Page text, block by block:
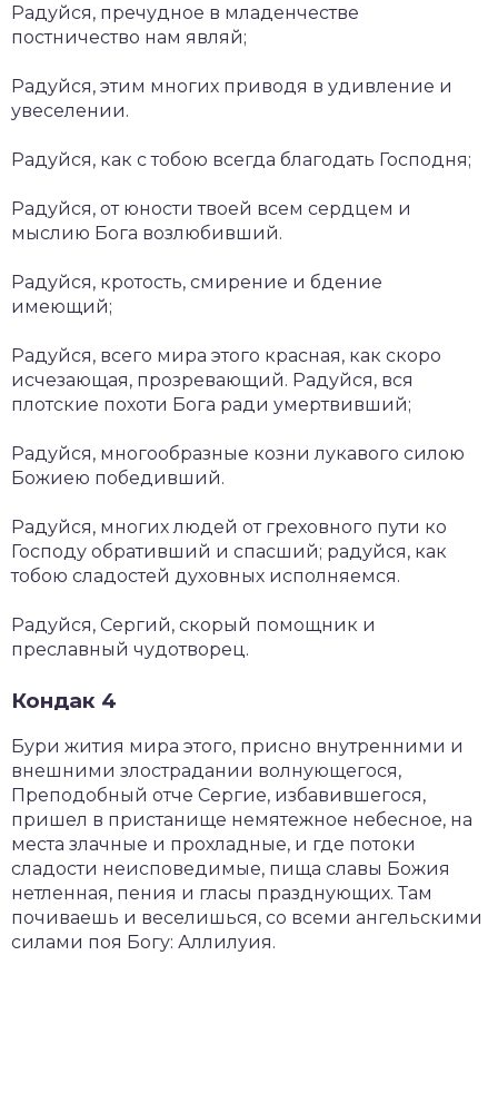
Радуйся, пречудное в младенчестве
постничество нам являй;
Радуйся, этим многих приводя в удивление и
увеселении.
Радуйся, как с тобою всегда благодать Господня;
Радуйся, от юности твоей всем сердцем и
мыслию Бога возлюбивший.
Радуйся, кротость, смирение и бдение
имеющий;
Радуйся, всего мира этого красная, как скоро
исчезающая, прозревающий. Радуйся, вся
плотские похоти Бога ради умертвивший;
Радуйся, многообразные козни лукавого силою
Божиею победивший.
Радуйся, многих людей от греховного пути ко
Господу обративший и спасший; радуйся, как
тобою сладостей духовных исполняемся.
Радуйся, Сергий, скорый помощник и
преславный чудотворец.
Кондак 4
Бури жития мира этого, присно внутренними и
внешними злострадании волнующегося,
Преподобный отче Сергие, избавившегося,
пришел в пристанище немятежное небесное, на
места злачные и прохладные, и где потоки
сладости неисповедимые, пища славы Божия
нетленная, пения и гласы празднующих. Там
почиваешь и веселишься, со всеми ангельскими
силами поя Богу: Аллилуия.